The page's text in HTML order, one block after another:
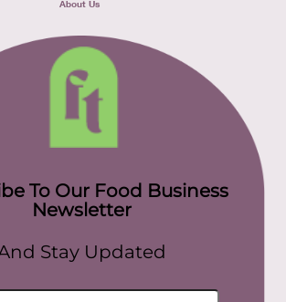
To Our Food Business
Newsletter
Stay Updated